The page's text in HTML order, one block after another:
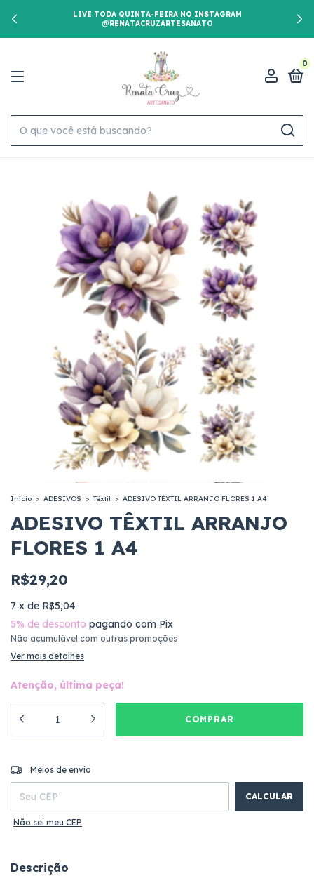
LIVE TODA QUINTA-FEIRA NO INSTAGRAM
@RENATACRUZARTESANATO
0
Início > ADESIVOS > Têxtil > ADESIVO TÊXTIL ARRANJO FLORES 1 A4
ADESIVO TÊXTIL ARRANJO
FLORES 1 A4
R$29,20
7 x de R$5,04
5% de desconto pagando com Pix
Não acumulável com outras promoções
Ver mais detalhes
Atenção, última peça!
Entregas para o CEP:
Meios de envio
CALCULAR
Não sei meu CEP
Descrição